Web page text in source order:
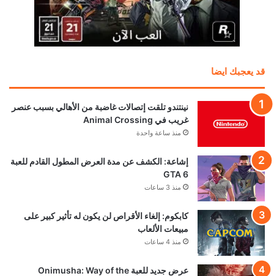
قد يعجبك ايضا
نينتندو تلقت إتصالات غاضبة من الأهالي بسبب عنصر
غريب في Animal Crossing
منذ ساعة واحدة
إشاعة: الكشف عن مدة العرض المطول القادم للعبة
GTA 6
منذ 3 ساعات
كابكوم: إلغاء الأقراص لن يكون له تأثير كبير على
مبيعات الألعاب
منذ 4 ساعات
عرض جديد للعبة Onimusha: Way of the